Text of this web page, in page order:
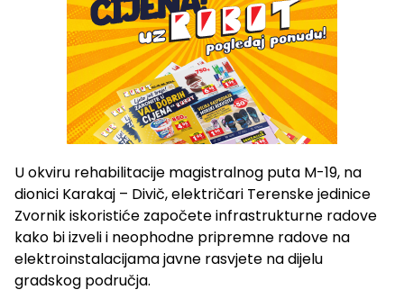
U okviru rehabilitacije magistralnog puta M-19, na
dionici Karakaj – Divič, električari Terenske jedinice
Zvornik iskoristiće započete infrastrukturne radove
kako bi izveli i neophodne pripremne radove na
elektroinstalacijama javne rasvjete na dijelu
gradskog područja.